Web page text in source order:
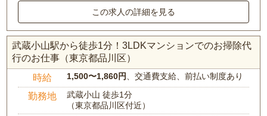
この求人の詳細を見る
武蔵小山駅から徒歩1分！3LDKマンションでのお掃除代
行のお仕事（東京都品川区）
時給 1,500〜1,860円 、交通費支給、前払い制度あり
勤務地
武蔵小山 徒歩1分
（東京都品川区付近）